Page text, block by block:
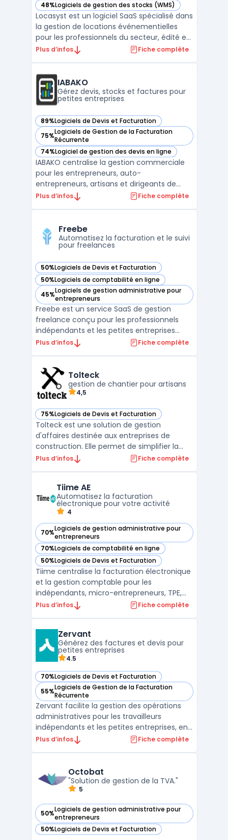
48%Logiciels de gestion des stocks (WMS)
— voir Locasyst dans cette catégorie
Locasyst est un logiciel SaaS spécialisé dans
la gestion de locations événementielles
pour les professionnels du secteur, édité en
France et conçu pour les PME disposant de
question de la centralisation du suivi des
stocks évé ...
Plus d’infos Fiche complète
IABAKO
Gérez devis, stocks et factures pour
petites entreprises
89%Logiciels de Devis et Facturation
— voir IABAKO dans cette catégorie
75%Logiciels de Gestion de la Facturation
Récurrente
— voir IABAKO dans cette catégorie
74%Logiciel de gestion des devis en ligne
— voir IABAKO dans cette catégorie
IABAKO centralise la gestion commerciale
pour les entrepreneurs, auto-
entrepreneurs, artisans et dirigeants de
petites entreprises. Ce logiciel propose une
électronique, le suivi des achats et la
gestion des stocks. ...
Plus d’infos Fiche complète
Freebe
Automatisez la facturation et le suivi
pour freelances
50%Logiciels de Devis et Facturation
— voir Freebe dans cette catégorie
50%Logiciels de comptabilité en ligne
— voir Freebe dans cette catégorie
45%Logiciels de gestion administrative pour
entrepreneurs
— voir Freebe dans cette catégorie
Freebe est un service SaaS de gestion
freelance conçu pour les professionnels
indépendants et les petites entreprises
recherchant un outil pour organiser leur
administratifs présentent un enjeu de
temps pour les micro ...
Plus d’infos Fiche complète
Tolteck
gestion de chantier pour artisans
4,5
75%Logiciels de Devis et Facturation
— voir Tolteck dans cette catégorie
Tolteck est une solution de gestion
d'affaires destinée aux entreprises de
construction. Elle permet de simplifier la
gestion des projets en centralisant toutes
gestion des équipes et des plannings,
facturation, etc. Tol ...
Plus d’infos Fiche complète
Tiime AE
Automatisez la facturation
électronique pour votre activité
4
70%Logiciels de gestion administrative pour
entrepreneurs
— voir Tiime AE dans cette catégorie
70%Logiciels de comptabilité en ligne
— voir Tiime AE dans cette catégorie
50%Logiciels de Devis et Facturation
— voir Tiime AE dans cette catégorie
Tiime centralise la facturation électronique
et la gestion comptable pour les
indépendants, micro-entrepreneurs, TPE,
professions libérales et experts-
entourant la facture numérique modifie
l'organisation des cabinets ...
Plus d’infos Fiche complète
Zervant
Générez des factures et devis pour
petites entreprises
4.5
70%Logiciels de Devis et Facturation
— voir Zervant dans cette catégorie
55%Logiciels de Gestion de la Facturation
Récurrente
— voir Zervant dans cette catégorie
Zervant facilite la gestion des opérations
administratives pour les travailleurs
indépendants et les petites entreprises, en
couvrant l’édition de documents
comptables. L’outil prend en charge des
tâches telles que la gestion d ...
Plus d’infos Fiche complète
Octobat
"Solution de gestion de la TVA."
5
50%Logiciels de gestion administrative pour
entrepreneurs
— voir Octobat dans cette catégorie
50%Logiciels de Devis et Facturation
— voir Octobat dans cette catégorie